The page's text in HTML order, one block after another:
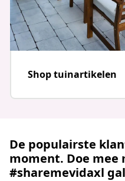
Shop tuinartikelen
De populairste
moment. Doe mee
#sharemevidaxl